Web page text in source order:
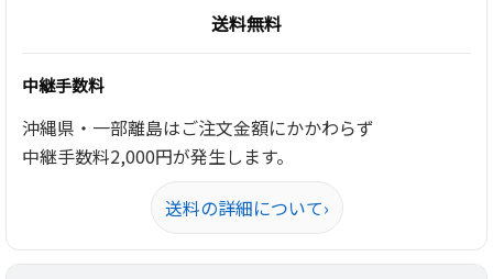
送料無料
中継手数料
沖縄県・一部離島はご注文金額にかかわらず
中継手数料2,000円が発生します。
送料の詳細について›